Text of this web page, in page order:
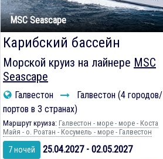
MSC Seascape
Карибский бассейн
Морской круиз на лайнере MSC
Seascape
Галвестон
Галвестон (4 городов/
портов в 3 странах)
Маршрут круиза: Галвестон - море - море - Коста
Майя - о. Роатан - Косумель - море - Галвестон
7 ночей 25.04.2027 - 02.05.2027